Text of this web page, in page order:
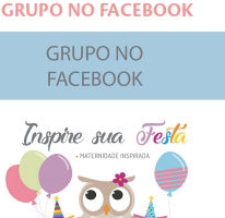
GRUPO NO FACEBOOK